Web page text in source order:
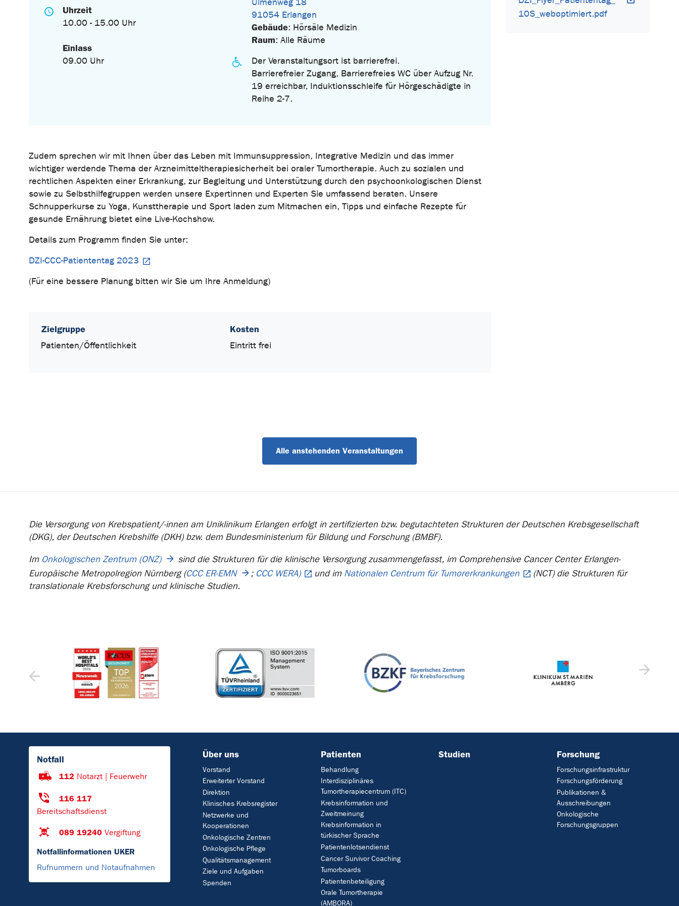
Uhrzeit
10.00 - 15.00 Uhr
Einlass
09.00 Uhr
Ulmenweg 18
91054 Erlangen
Gebäude: Hörsäle Medizin
Raum: Alle Räume
Der Veranstaltungsort ist barrierefrei.
Barrierefreier Zugang, Barrierefreies WC über Aufzug Nr.
19 erreichbar, Induktionsschleife für Hörgeschädigte in
Reihe 2-7.
Zudem sprechen wir mit Ihnen über das Leben mit Immunsuppression, Integrative Medizin und das immer
wichtiger werdende Thema der Arzneimitteltherapiesicherheit bei oraler Tumortherapie. Auch zu sozialen und
rechtlichen Aspekten einer Erkrankung, zur Begleitung und Unterstützung durch den psychoonkologischen Dienst
sowie zu Selbsthilfegruppen werden unsere Expertinnen und Experten Sie umfassend beraten. Unsere
Schnupperkurse zu Yoga, Kunsttherapie und Sport laden zum Mitmachen ein, Tipps und einfache Rezepte für
gesunde Ernährung bietet eine Live-Kochshow.
Details zum Programm finden Sie unter:
DZI-CCC-Patiententag 2023
(Für eine bessere Planung bitten wir Sie um Ihre Anmeldung)
Zielgruppe
Patienten/Öffentlichkeit
Kosten
Eintritt frei
10S_weboptimiert.pdf
Alle anstehenden Veranstaltungen
Die Versorgung von Krebspatient/-innen am Uniklinikum Erlangen erfolgt in zertifizierten bzw. begutachteten Strukturen der Deutschen Krebsgesellschaft
(DKG), der Deutschen Krebshilfe (DKH) bzw. dem Bundesministerium für Bildung und Forschung (BMBF).
Im Onkologischen Zentrum (ONZ)
sind die Strukturen für die klinische Versorgung zusammengefasst, im Comprehensive Cancer Center Erlangen-
Europäische Metropolregion Nürnberg (CCC ER-EMN ; CCC WERA) und im Nationalen Centrum für Tumorerkrankungen
(NCT) die Strukturen für
translationale Krebsforschung und klinische Studien.
Notfall
112 Notarzt | Feuerwehr
116 117
Bereitschaftsdienst
089 19240 Vergiftung
Notfallinformationen UKER
Rufnummern und Notaufnahmen
Über uns
Vorstand
Erweiterter Vorstand
Direktion
Klinisches Krebsregister
Netzwerke und
Kooperationen
Onkologische Zentren
Onkologische Pflege
Qualitätsmanagement
Ziele und Aufgaben
Spenden
Patienten
Behandlung
Interdisziplinäres
Tumortherapiecentrum (ITC)
Krebsinformation und
Zweitmeinung
Krebsinformation in
türkischer Sprache
Patientenlotsendienst
Cancer Survivor Coaching
Tumorboards
Patientenbeteiligung
Orale Tumortherapie
(AMBORA)
Studien Forschung
Forschungsinfrastruktur
Forschungsförderung
Publikationen &
Ausschreibungen
Onkologische
Forschungsgruppen